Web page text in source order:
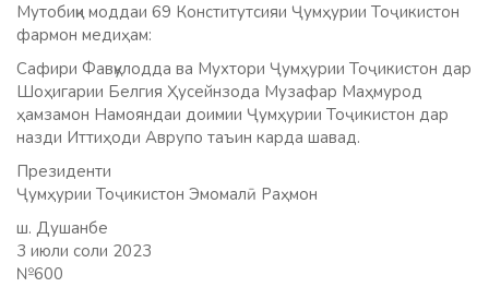
Мутобиқи моддаи 69 Конститутсияи Ҷумҳурии Тоҷикистон
фармон медиҳам:
Сафири Фавқулодда ва Мухтори Ҷумҳурии Тоҷикистон дар
Шоҳигарии Белгия Ҳусейнзода Музафар Маҳмурод
ҳамзамон Намояндаи доимии Ҷумҳурии Тоҷикистон дар
назди Иттиҳоди Аврупо таъин карда шавад.
Президенти
Ҷумҳурии Тоҷикистон Эмомалӣ Раҳмон
ш. Душанбе
3 июли соли 2023
№600